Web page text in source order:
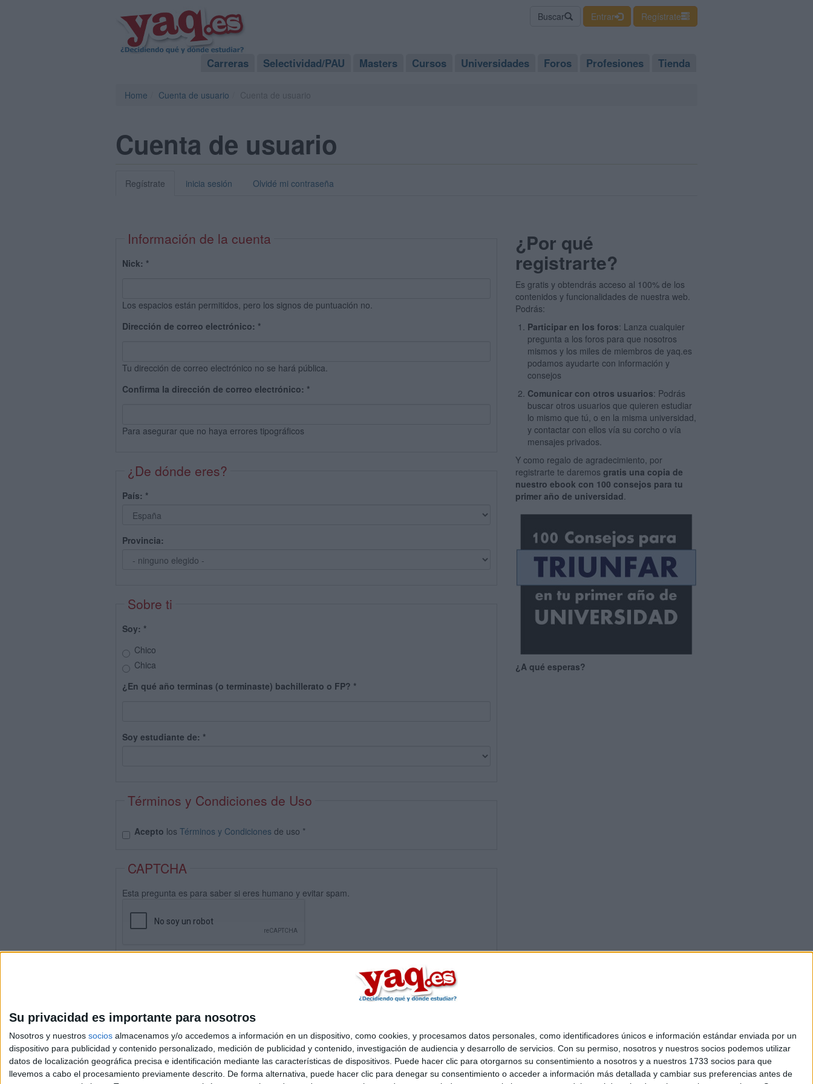
Su privacidad es importante para nosotros
Nosotros y nuestros socios almacenamos y/o accedemos a información en un dispositivo, como cookies, y procesamos datos personales, como identificadores únicos e información estándar enviada por un
dispositivo para publicidad y contenido personalizado, medición de publicidad y contenido, investigación de audiencia y desarrollo de servicios. Con su permiso, nosotros y nuestros socios podemos utilizar
datos de localización geográfica precisa e identificación mediante las características de dispositivos. Puede hacer clic para otorgarnos su consentimiento a nosotros y a nuestros 1733 socios para que
llevemos a cabo el procesamiento previamente descrito. De forma alternativa, puede hacer clic para denegar su consentimiento o acceder a información más detallada y cambiar sus preferencias antes de
Buscar Entrar Regístrate
Carreras Selectividad/PAU Masters Cursos Universidades Foros Profesiones Tienda
Home Cuenta de usuario
Cuenta de usuario
Regístrate inicia sesión Olvidé mi contraseña
Información de la cuenta
Nick: *
Los espacios están permitidos, pero los signos de puntuación no.
Dirección de correo electrónico: *
Tu dirección de correo electrónico no se hará pública.
Confirma la dirección de correo electrónico: *
Para asegurar que no haya errores tipográficos
¿De dónde eres?
País: *
Provincia:
Sobre ti
Soy: *
Chico
Chica
¿En qué año terminas (o terminaste) bachillerato o FP? *
Soy estudiante de: *
Términos y Condiciones de Uso
Acepto los Términos y Condiciones de uso *
CAPTCHA
Esta pregunta es para saber si eres humano y evitar spam.
¿Por qué
registrarte?
Es gratis y obtendrás acceso al 100% de los
contenidos y funcionalidades de nuestra web.
Podrás:
Participar en los foros: Lanza cualquier
pregunta a los foros para que nosotros
mismos y los miles de miembros de yaq.es
podamos ayudarte con información y
consejos
Comunicar con otros usuarios: Podrás
buscar otros usuarios que quieren estudiar
lo mismo que tú, o en la misma universidad,
y contactar con ellos vía su corcho o vía
mensajes privados.
Y como regalo de agradecimiento, por
registrarte te daremosgratis una copia de
nuestro ebook con 100 consejos para tu
primer año de universidad.
¿A qué esperas?
Quiénes somos |Contactar| Anúnciate
Aviso legal|Politica de privacidad|Condiciones generales|Política de cookies